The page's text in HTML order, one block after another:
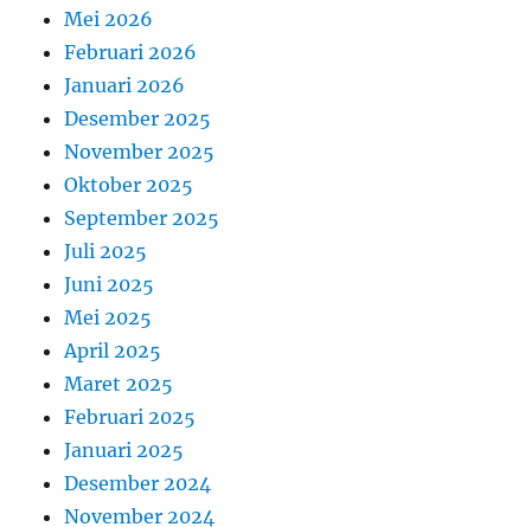
Mei 2026
Februari 2026
Januari 2026
Desember 2025
November 2025
Oktober 2025
September 2025
Juli 2025
Juni 2025
Mei 2025
April 2025
Maret 2025
Februari 2025
Januari 2025
Desember 2024
November 2024